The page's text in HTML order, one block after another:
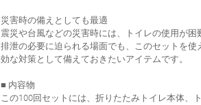
災害時の備えとしても最適
震災や台風などの災害時には、トイレの使用が
排泄の必要に迫られる場面でも、このセットを
効な対策として備えておきたいアイテムです。
■ 内容物
この100回セットには、折りたたみトイレ本体、